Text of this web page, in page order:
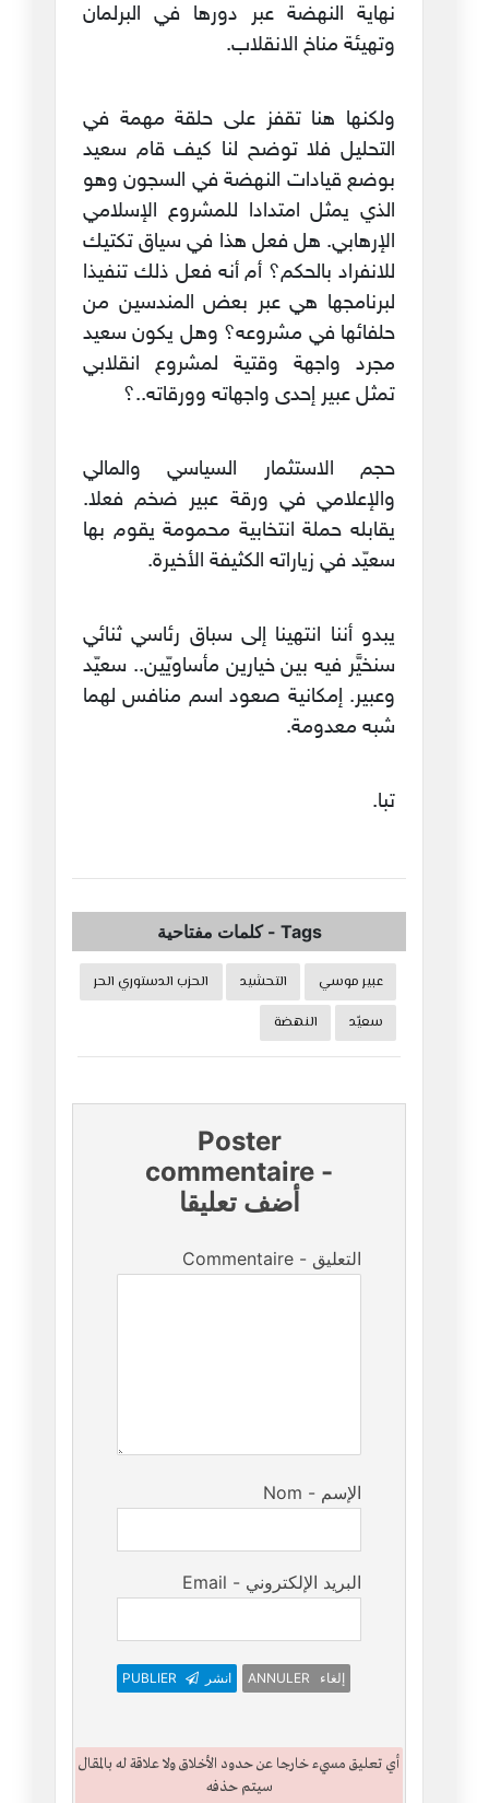
نهاية النهضة عبر دورها في البرلمان
وتهيئة مناخ الانقلاب.
ولكنها هنا تقفز على حلقة مهمة في
التحليل فلا توضح لنا كيف قام سعيد
بوضع قيادات النهضة في السجون وهو
الذي يمثل امتدادا للمشروع الإسلامي
الإرهابي. هل فعل هذا في سياق تكتيك
للانفراد بالحكم؟ أم أنه فعل ذلك تنفيذا
لبرنامجها هي عبر بعض المندسين من
حلفائها في مشروعه؟ وهل يكون سعيد
مجرد واجهة وقتية لمشروع انقلابي
تمثل عبير إحدى واجهاته وورقاته..؟
حجم الاستثمار السياسي والمالي
والإعلامي في ورقة عبير ضخم فعلا.
يقابله حملة انتخابية محمومة يقوم بها
سعيّد في زياراته الكثيفة الأخيرة.
يبدو أننا انتهينا إلى سباق رئاسي ثنائي
سنخيَّر فيه بين خيارين مأساويّين.. سعيّد
وعبير. إمكانية صعود اسم منافس لهما
شبه معدومة.
تبا.
Tags
-كلمات مفتاحية
عبير موسي التحشيد
الحزب الدستوري الحر
سعيّد
النهضة
Poster
commentaire -
أضف تعليقا
Commentaire - التعليق
Nom - الإسم
Email - البريد الإلكتروني
PUBLIER انشر ANNULER إلغاء
أي تعليق مسيء خارجا عن حدود الأخلاق ولا علاقة له بالمقال
سيتم حذفه